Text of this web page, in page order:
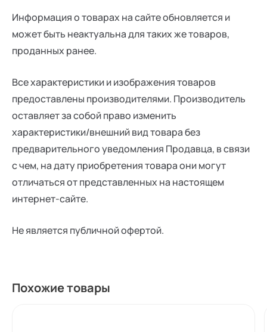
Информация о товарах на сайте обновляется и
может быть неактуальна для таких же товаров,
проданных ранее.
Все характеристики и изображения товаров
предоставлены производителями. Производитель
оставляет за собой право изменить
характеристики/внешний вид товара без
предварительного уведомления Продавца, в связи
с чем, на дату приобретения товара они могут
отличаться от представленных на настоящем
интернет-сайте.
Не является публичной офертой.
Похожие товары